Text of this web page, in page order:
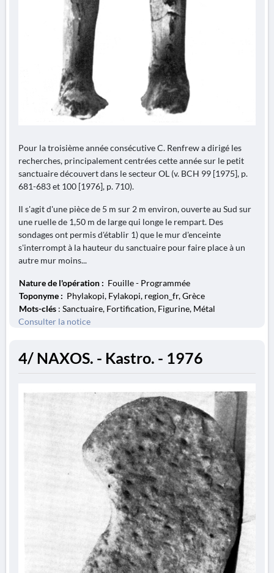
Pour la troisième année consécutive C. Renfrew a dirigé les
recherches, principalement centrées cette année sur le petit
sanctuaire découvert dans le secteur OL (v. BCH 99 [1975], p.
681-683 et 100 [1976], p. 710).
Il s'agit d'une pièce de 5 m sur 2 m environ, ouverte au Sud sur
une ruelle de 1,50 m de large qui longe le rempart. Des
sondages ont permis d'établir 1) que le mur d'enceinte
s'interrompt à la hauteur du sanctuaire pour faire place à un
autre mur moins...
Nature de l'opération : Fouille - Programmée
Toponyme : Phylakopi, Fylakopi, region_fr, Grèce
Mots-clés : Sanctuaire, Fortification, Figurine, Métal
Consulter la notice
4/ NAXOS. - Kastro. - 1976